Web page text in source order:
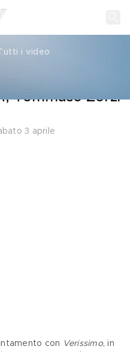
Tutti i video
Tommaso Zorzi
3 aprile
con Verissimo, in